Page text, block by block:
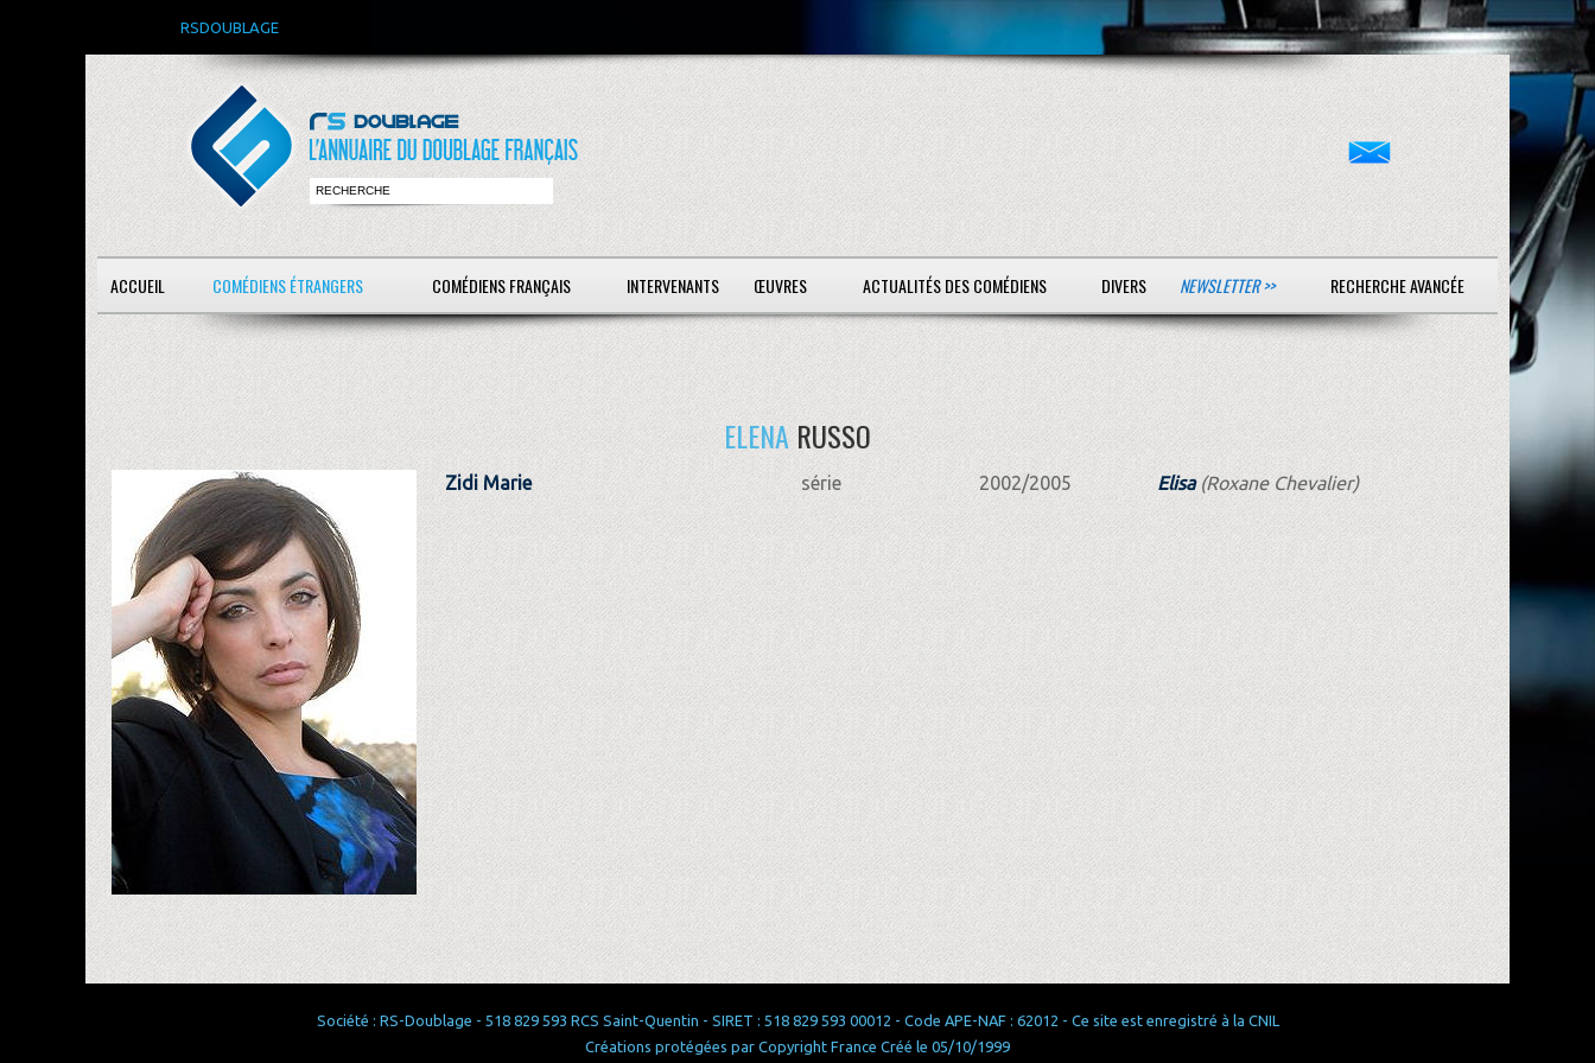
RSDOUBLAGE
ACCUEIL COMÉDIENS ÉTRANGERS COMÉDIENS FRANÇAIS INTERVENANTS ŒUVRES ACTUALITÉS DES COMÉDIENS DIVERS NEWSLETTER >> RECHERCHE AVANCÉE
ELENARUSSO
Zidi Marie série 2002/2005 Elisa(Roxane Chevalier)
Société : RS-Doublage - 518 829 593 RCS Saint-Quentin - SIRET : 518 829 593 00012 - Code APE-NAF : 62012 - Ce site est enregistré à la CNIL
Créations protégées par Copyright France Créé le 05/10/1999